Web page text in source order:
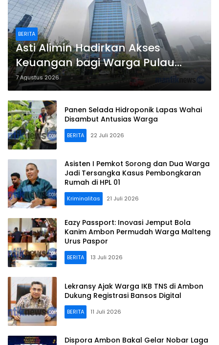
BERITA
Asti Alimin Hadirkan Akses
Keuangan bagi Warga Pulau
Kelang, BRI Dorong Inklusi hingga
Wilayah Kepulauan
7 Agustus 2026
Panen Selada Hidroponik Lapas Wahai
Disambut Antusias Warga
BERITA 22 Juli 2026
Asisten I Pemkot Sorong dan Dua Warga
Jadi Tersangka Kasus Pembongkaran
Rumah di HPL 01
Kriminalitas 21 Juli 2026
Eazy Passport: Inovasi Jemput Bola
Kanim Ambon Permudah Warga Malteng
Urus Paspor
BERITA 13 Juli 2026
Lekransy Ajak Warga IKB TNS di Ambon
Dukung Registrasi Bansos Digital
BERITA 11 Juli 2026
Dispora Ambon Bakal Gelar Nobar Laga